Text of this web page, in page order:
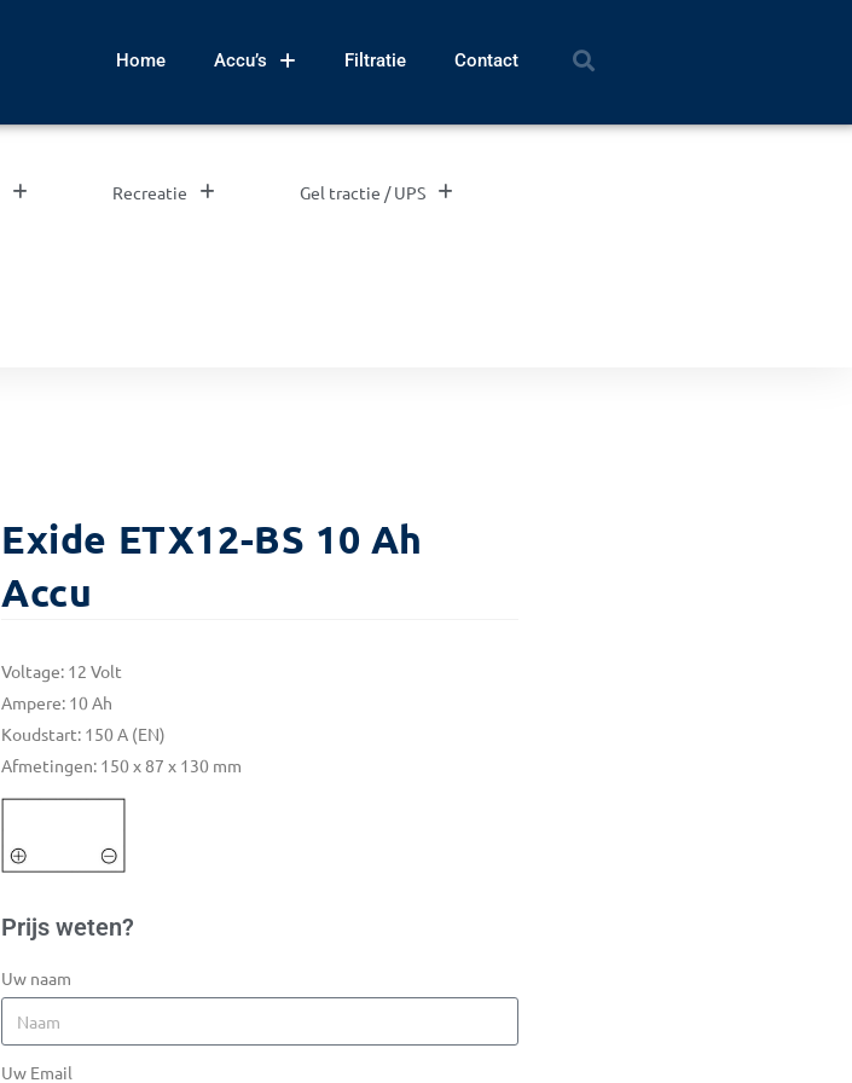
Home Accu’s Filtratie Contact
Recreatie Gel tractie / UPS
Exide ETX12-BS 10 Ah
Accu
Voltage: 12 Volt
Ampere: 10 Ah
Koudstart: 150 A (EN)
Afmetingen: 150 x 87 x 130 mm
Prijs weten?
Uw naam
Uw Email